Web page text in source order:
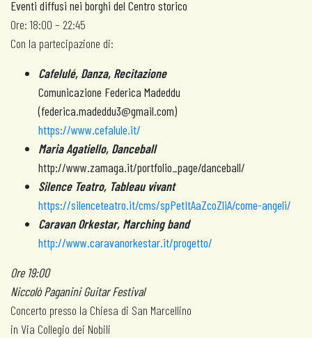
Eventi diffusi nei borghi del Centro storico
Ore: 18:00 – 22:45
Con la partecipazione di:
Cafelulé, Danza, Recitazione
Comunicazione Federica Madeddu
(federica.madeddu3@gmail.com)
https://www.cefalule.it/
Maria Agatiello, Danceball
http://www.zamaga.it/portfolio_page/danceball/
Silence Teatro, Tableau vivant
https://silenceteatro.it/cms/spPetItAaZcoZliA/come-angeli/
Caravan Orkestar, Marching band
http://www.caravanorkestar.it/progetto/
Ore 19:00
Niccolò Paganini Guitar Festival
Concerto presso la Chiesa di San Marcellino
in Via Collegio dei Nobili